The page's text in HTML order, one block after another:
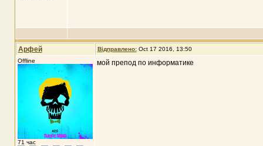
Арфей Відправлено: Oct 17 2016, 13:50
Offline
71 час
мой препод по информатике